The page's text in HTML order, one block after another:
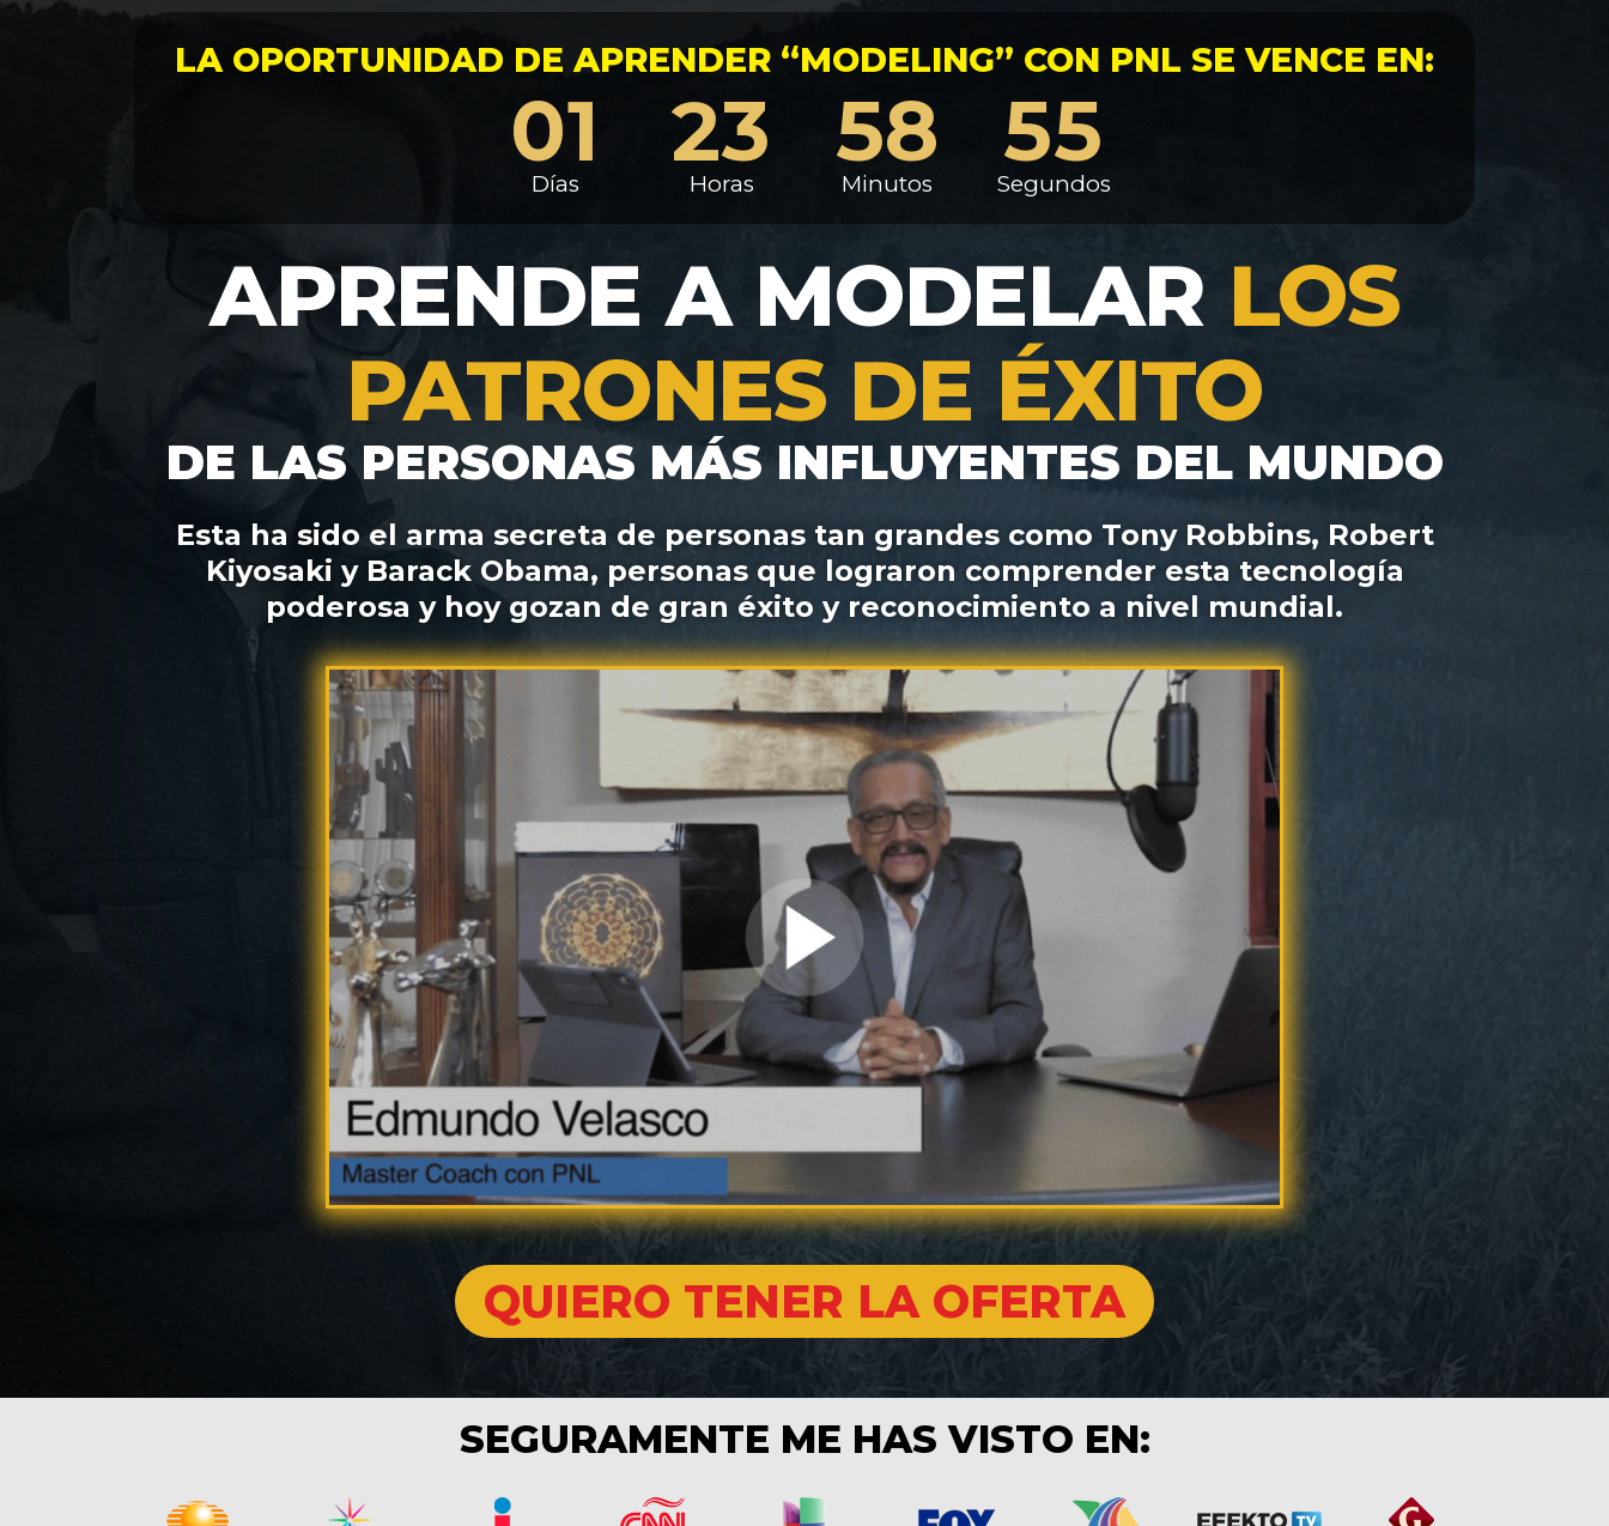
LA OPORTUNIDAD DE APRENDER “MODELING” CON PNL SE VENCE EN:
01
Días
23
Horas
58
Minutos
53
Segundos
APRENDE A MODELAR LOS
PATRONES DE ÉXITO
DE LAS PERSONAS MÁS INFLUYENTES DEL MUNDO
Esta ha sido el arma secreta de personas tan grandes como Tony Robbins, Robert
Kiyosaki y Barack Obama, personas que lograron comprender esta tecnología
poderosa y hoy gozan de gran éxito y reconocimiento a nivel mundial.
QUIERO TENER LA OFERTA
SEGURAMENTE ME HAS VISTO EN: